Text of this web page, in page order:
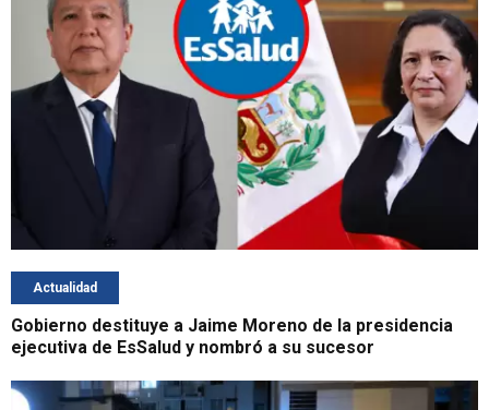
Actualidad
Gobierno destituye a Jaime Moreno de la presidencia
ejecutiva de EsSalud y nombró a su sucesor